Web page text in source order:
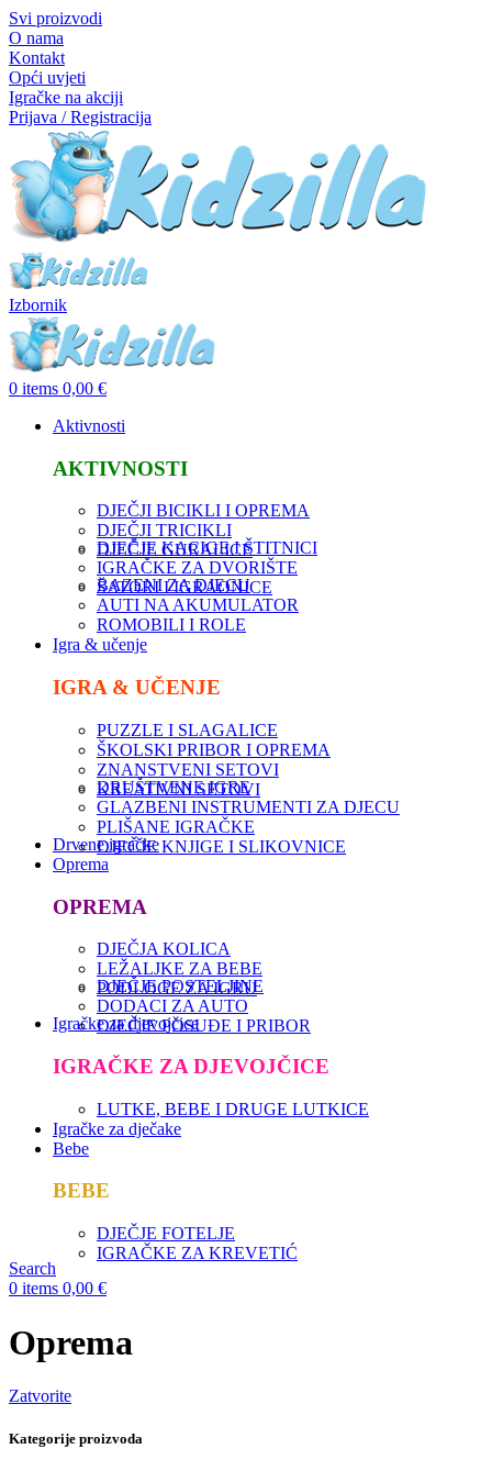
Svi proizvodi
O nama
Kontakt
Opći uvjeti
Igračke na akciji
Prijava / Registracija
Izbornik
0 items 0,00 €
Aktivnosti
AKTIVNOSTI
DJEČJI BICIKLI I OPREMA
DJEČJI TRICIKLI
DJEČJE GURALICE
DJEČJE KACIGE I ŠTITNICI
IGRAČKE ZA DVORIŠTE
ŠATORI I IGRAONICE
BAZENI ZA DJECU
AUTI NA AKUMULATOR
ROMOBILI I ROLE
Igra & učenje
IGRA & UČENJE
PUZZLE I SLAGALICE
ŠKOLSKI PRIBOR I OPREMA
ZNANSTVENI SETOVI
KREATIVNI SETOVI
DRUŠTVENE IGRE
GLAZBENI INSTRUMENTI ZA DJECU
PLIŠANE IGRAČKE
DJEČJE KNJIGE I SLIKOVNICE
Drvene igračke
Oprema
OPREMA
DJEČJA KOLICA
LEŽALJKE ZA BEBE
PODLOGE ZA IGRU
DJEČJE POSTELJINE
DODACI ZA AUTO
DJEČJE POSUĐE I PRIBOR
Igračke za djevojčice
IGRAČKE ZA DJEVOJČICE
LUTKE, BEBE I DRUGE LUTKICE
Igračke za dječake
Bebe
BEBE
DJEČJE FOTELJE
IGRAČKE ZA KREVETIĆ
Search
0 items 0,00 €
Oprema
Zatvorite
Kategorije proizvoda